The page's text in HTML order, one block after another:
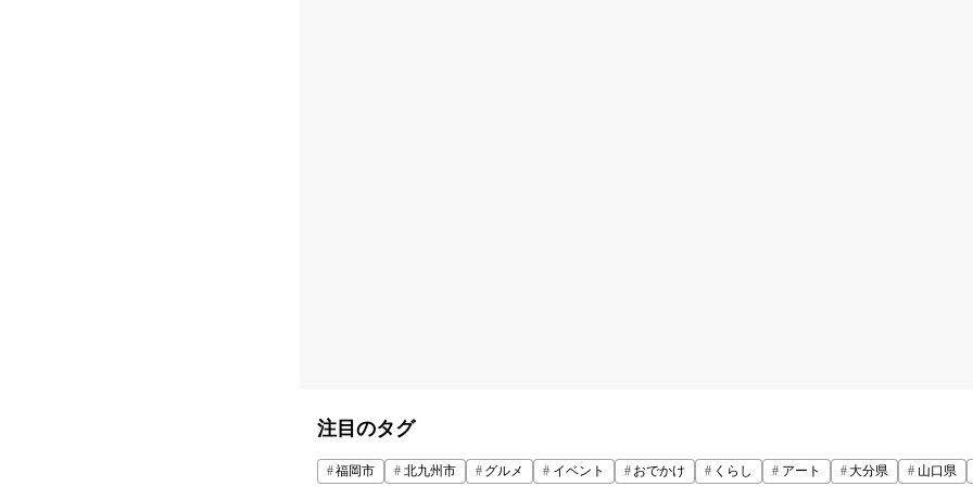
注目のタグ
福岡市 北九州市 グルメ イベント おでかけ くらし アート 大分県 山口県